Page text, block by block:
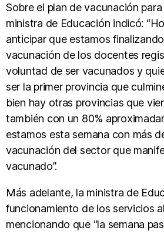
Sobre el plan de vacunación
ministra de Educación indicó:
anticipar que estamos
vacunación de los docentes
voluntad de ser vacunados y
ser la primer provincia que
bien hay otras provincias que
también con un 80%
estamos esta semana con más
vacunación del sector que
vacunado”.
Más adelante, la ministra de
funcionamiento de los servicios
mencionando que “la semana